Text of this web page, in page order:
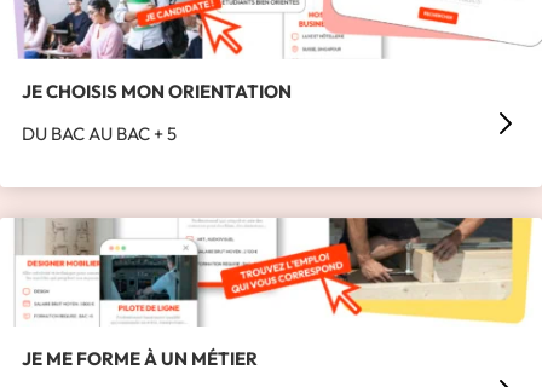
JE CHOISIS MON ORIENTATION
DU BAC AU BAC + 5
JE ME FORME À UN MÉTIER